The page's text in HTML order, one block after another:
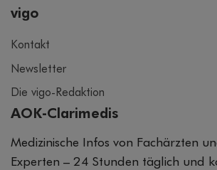
vigo
Kontakt
Newsletter
Die vigo-Redaktion
AOK-Clarimedis
Medizinische Infos von Fachärzten
Experten – 24 Stunden täglich und